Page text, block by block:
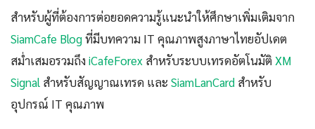
สำหรับผู้ที่ต้องการต่อยอดความรู้แนะนำให้ศึกษาเพิ่มเติมจาก
SiamCafe Blogที่มีบทความ IT คุณภาพสูงภาษาไทยอัปเดต
สม่ำเสมอรวมถึงiCafeForex สำหรับระบบเทรดอัตโนมัติ XM
Signal สำหรับสัญญาณเทรด และ SiamLanCard สำหรับ
อุปกรณ์ IT คุณภาพ